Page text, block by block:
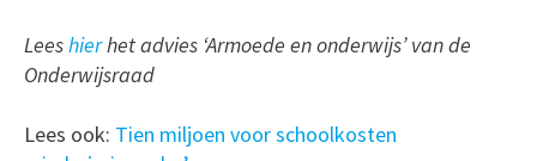
Leeshierhet advies ‘Armoede en onderwijs’ van de
Onderwijsraad
Lees ook: Tien miljoen voor schoolkosten